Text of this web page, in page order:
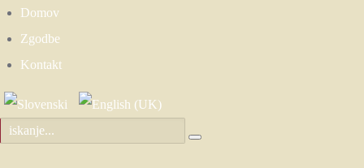
Domov
Zgodbe
Kontakt